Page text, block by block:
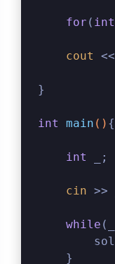
for ( int
cout <<
}
int main () {
int _;
cin >>
while
    }